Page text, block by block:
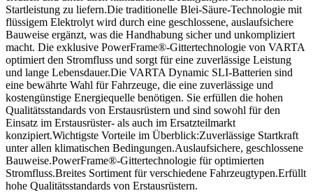
Startleistung zu liefern.Die traditionelle Blei-Säure-Technologie mit
flüssigem Elektrolyt wird durch eine geschlossene, auslaufsichere
Bauweise ergänzt, was die Handhabung sicher und unkompliziert
macht. Die exklusive PowerFrame®-Gittertechnologie von VARTA
optimiert den Stromfluss und sorgt für eine zuverlässige Leistung
und lange Lebensdauer.Die VARTA Dynamic SLI-Batterien sind
eine bewährte Wahl für Fahrzeuge, die eine zuverlässige und
kostengünstige Energiequelle benötigen. Sie erfüllen die hohen
Qualitätsstandards von Erstausrüstern und sind sowohl für den
Einsatz im Erstausrüster- als auch im Ersatzteilmarkt
konzipiert.Wichtigste Vorteile im Überblick:Zuverlässige Startkraft
unter allen klimatischen Bedingungen.Auslaufsichere, geschlossene
Bauweise.PowerFrame®-Gittertechnologie für optimierten
Stromfluss.Breites Sortiment für verschiedene Fahrzeugtypen.Erfüllt
hohe Qualitätsstandards von Erstausrüstern.